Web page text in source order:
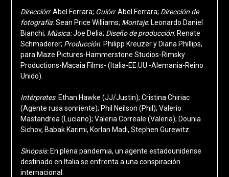
Dirección: Abel Ferrara; Guión: Abel Ferrara; Dirección de
fotografía: Sean Price Williams; Montaje: Leonardo Daniel
Bianchi; Música:Joe Delia; Diseño de producción: Renate
Schmaderer; Producción: Philipp Kreuzer y Diana Phillips,
para Maze Pictures-Hammerstone Studios-Rimsky
Productions-Macaia Films- (Italia-EE.UU.-Alemania-Reino
Unido).
Intérpretes: Ethan Hawke (JJ/Justin); Cristina Chiriac
(Agente rusa sonriente); Phil Neilson (Phil); Valerio
Mastandrea (Luciano); Valeria Correale (Valeria); Dounia
Sichov, Babak Karimi, Korlan Madi, Stephen Gurewitz.
Sinopsis: En plena pandemia, un agente estadounidense
destinado en Italia se enfrenta a una conspiración
internacional.